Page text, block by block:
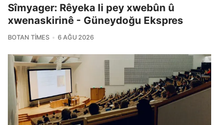
Sîmyager: Rêyeka li pey xwebûn û
xwenaskirinê - Güneydoğu Ekspres
BOTAN TIMES 6 AĞU 2026